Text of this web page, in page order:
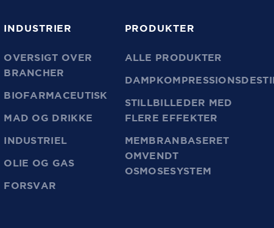
INDUSTRIER
OVERSIGT OVER
BRANCHER
BIOFARMACEUTISK
MAD OG DRIKKE
INDUSTRIEL
OLIE OG GAS
FORSVAR
PRODUKTER
ALLE PRODUKTER
STILLBILLEDER MED
FLERE EFFEKTER
MEMBRANBASERET
OMVENDT
OSMOSESYSTEM